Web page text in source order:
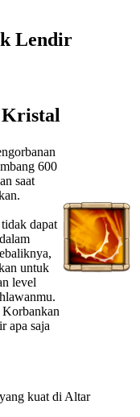
Lendir
600
saat
dapat
untuk
level
apa saja
kuat di Altar